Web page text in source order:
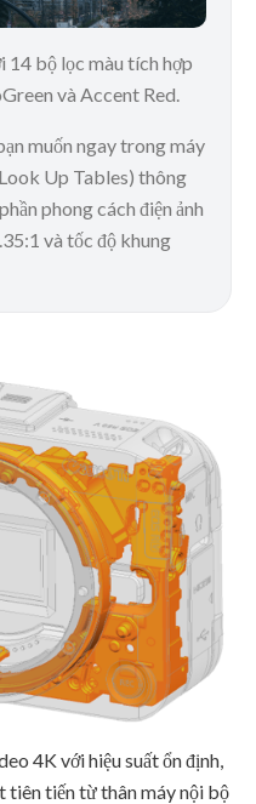
14 bộ lọc màu tích hợp
và Accent Red.
muốn ngay trong máy
Up Tables) thông
phong cách điện ảnh
và tốc độ khung
4K với hiệu suất ổn định,
tiên tiến từ thân máy nội bộ